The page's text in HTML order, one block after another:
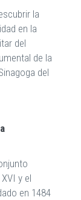
la
en la
del
de la
del
y el
en 1484